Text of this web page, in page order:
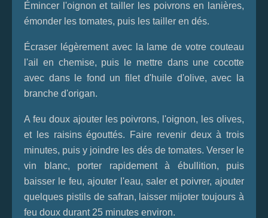
Émincer l'oignon et tailler les poivrons en lanières,
émonder les tomates, puis les tailler en dés.
Écraser légèrement avec la lame de votre couteau
l'ail en chemise, puis le mettre dans une cocotte
avec dans le fond un filet d'huile d'olive, avec la
branche d'origan.
A feu doux ajouter les poivrons, l'oignon, les olives,
et les raisins égouttés. Faire revenir deux à trois
minutes, puis y joindre les dés de tomates. Verser le
vin blanc, porter rapidement à ébullition, puis
baisser le feu, ajouter l'eau, saler et poivrer, ajouter
quelques pistils de safran, laisser mijoter toujours à
feu doux durant 25 minutes environ.